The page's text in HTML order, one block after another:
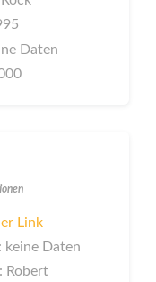
Daten
Link
keine Daten
Robert